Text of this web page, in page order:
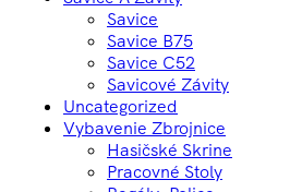
Savice
Savice B75
Savice C52
Savicové Závity
Uncategorized
Vybavenie Zbrojnice
Hasičské Skrine
Pracovné Stoly